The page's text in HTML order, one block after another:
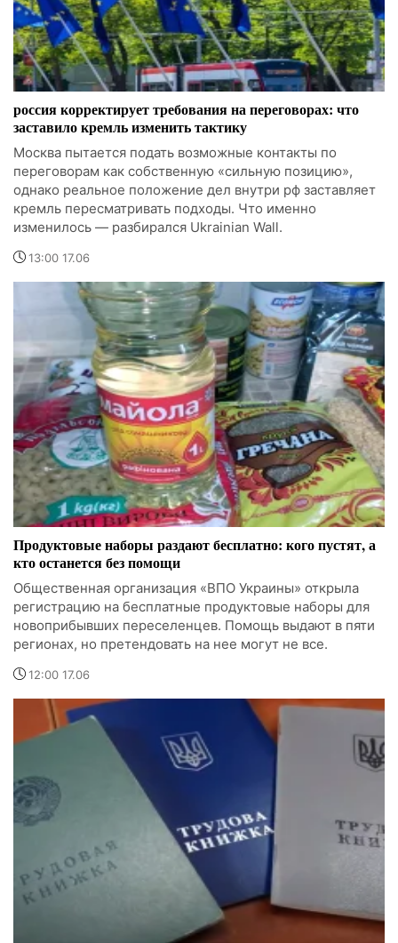
россия корректирует требования на переговорах: что
заставило кремль изменить тактику
Москва пытается подать возможные контакты по
переговорам как собственную «сильную позицию»,
однако реальное положение дел внутри рф заставляет
кремль пересматривать подходы. Что именно
изменилось — разбирался Ukrainian Wall.
13:00 17.06
Продуктовые наборы раздают бесплатно: кого пустят, а
кто останется без помощи
Общественная организация «ВПО Украины» открыла
регистрацию на бесплатные продуктовые наборы для
новоприбывших переселенцев. Помощь выдают в пяти
регионах, но претендовать на нее могут не все.
12:00 17.06